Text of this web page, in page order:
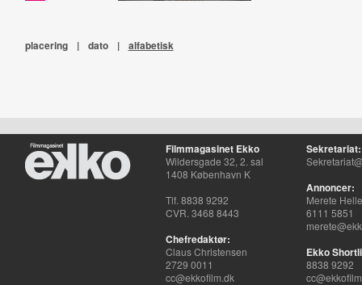
placering | dato | alfabetisk
Filmmagasinet Ekko
Wildersgade 32, 2. sal
1408 København K
Tlf. 8838 9292
CVR. 3468 8443
Chefredaktør:
Claus Christensen
2729 0011
cc@ekkofilm.dk
Sekretariat:
Annoncer:
Merete
6111 5851
Ekko
8838 9292